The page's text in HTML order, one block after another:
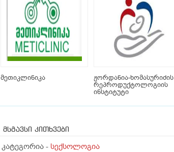
მეთიკლინიკა
ჟორდანია-ხომასურიძის
რეპროდუქტოლოგიის
ინსტიტუტი
მსგავსი კითხვები
კატეგორია - სექსოლოგია